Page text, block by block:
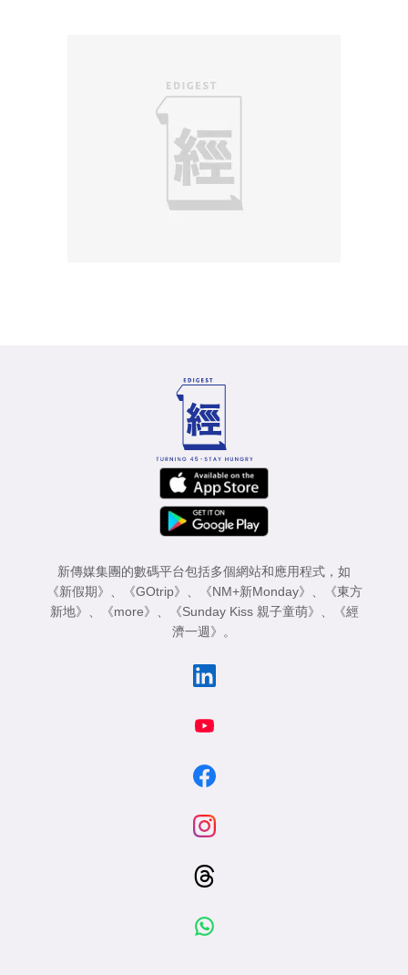
新傳媒集團的數碼平台包括多個網站和應用程式，如
《新假期》
《GOtrip》 《NM+新Monday》
《東方
新地》
《more》 《Sunday Kiss 親子童萌》
《經
濟一週》
。